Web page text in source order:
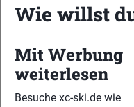
15
Wie willst
Mit Werbung
weiterlesen
Besuche xc-ski.de wie